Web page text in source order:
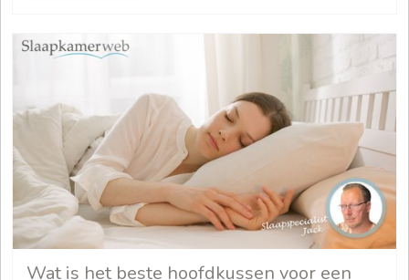
Wat is het beste hoofdkussen voor een